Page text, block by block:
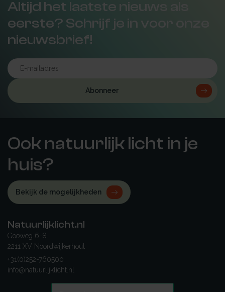
Altijd het laatste nieuws als
eerste? Schrijf je in voor onze
nieuwsbrief!
Abonneer
Ook natuurlijk licht in je
huis?
Bekijk de mogelijkheden
Natuurlijklicht.nl
Gooweg 6-8
2211 XV Noordwijkerhout
+31(0)252-760500
info@natuurlijklicht.nl